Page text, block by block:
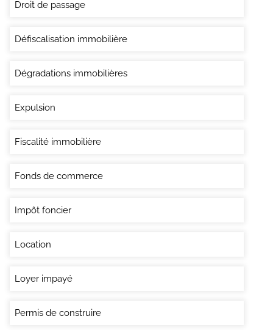
Droit de passage
Défiscalisation immobilière
Dégradations immobilières
Expulsion
Fiscalité immobilière
Fonds de commerce
Impôt foncier
Location
Loyer impayé
Permis de construire